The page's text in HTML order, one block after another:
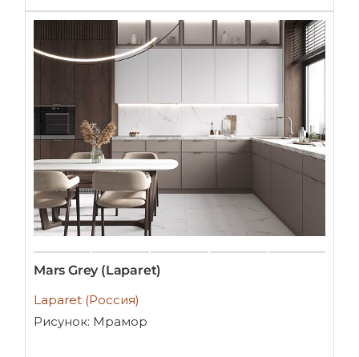
Mars Grey (Laparet)
Laparet (Россия)
Рисунок: Мрамор